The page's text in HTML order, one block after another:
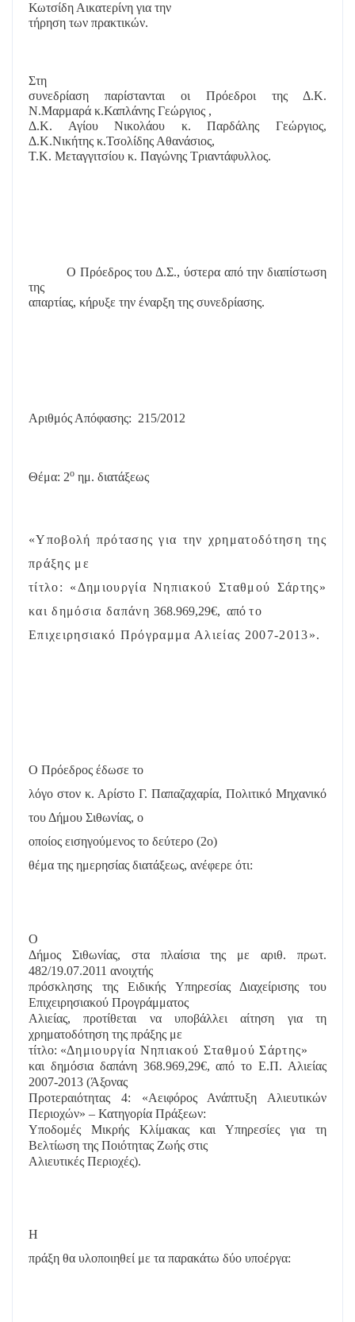
Κωτσίδη Αικατερίνη για την
τήρηση των πρακτικών.
Στη
συνεδρίαση παρίστανται οι Πρόεδροι της Δ.Κ.
Ν.Μαρμαρά κ.Καπλάνης Γεώργιος ,
Δ.Κ. Αγίου Νικολάου κ. Παρδάλης Γεώργιος,
Δ.Κ.Νικήτης κ.Τσολίδης Αθανάσιος,
Τ.Κ. Μεταγγιτσίου κ. Παγώνης Τριαντάφυλλος.
Ο Πρόεδρος του Δ.Σ., ύστερα από την διαπίστωση
της
απαρτίας, κήρυξε την έναρξη της συνεδρίασης.
Αριθμός Απόφασης: 215/2012
Θέμα: 2ο ημ. διατάξεως
«Υποβολή πρότασης για την χρηματοδότηση της
πράξης με
τίτλο: «Δημιουργία Νηπιακού Σταθμού Σάρτης»
και δημόσια δαπάνη368.969,29€, απότο
Επιχειρησιακό Πρόγραμμα Αλιείας 2007-2013».
Ο Πρόεδρος έδωσε το
λόγο στον κ. Αρίστο Γ. Παπαζαχαρία, Πολιτικό Μηχανικό
του Δήμου Σιθωνίας, ο
οποίος εισηγούμενος το δεύτερο (2o)
θέμα της ημερησίας διατάξεως, ανέφερε ότι:
Ο
Δήμος Σιθωνίας, στα πλαίσια της με αριθ. πρωτ.
482/19.07.2011 ανοιχτής
πρόσκλησης της Ειδικής Υπηρεσίας Διαχείρισης του
Επιχειρησιακού Προγράμματος
Αλιείας, προτίθεται να υποβάλλει αίτηση για τη
χρηματοδότηση της πράξης με
τίτλο: «Δημιουργία Νηπιακού Σταθμού Σάρτης»
και δημόσια δαπάνη 368.969,29€, από το Ε.Π. Αλιείας
2007-2013 (Άξονας
Προτεραιότητας 4: «Αειφόρος Ανάπτυξη Αλιευτικών
Περιοχών» – Κατηγορία Πράξεων:
Υποδομές Μικρής Κλίμακας και Υπηρεσίες για τη
Βελτίωση της Ποιότητας Ζωής στις
Αλιευτικές Περιοχές).
Η
πράξη θα υλοποιηθεί με τα παρακάτω δύο υποέργα: